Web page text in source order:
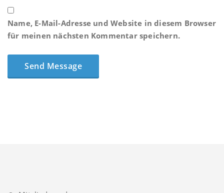
Name, E-Mail-Adresse und Website in diesem Browser
für meinen nächsten Kommentar speichern.